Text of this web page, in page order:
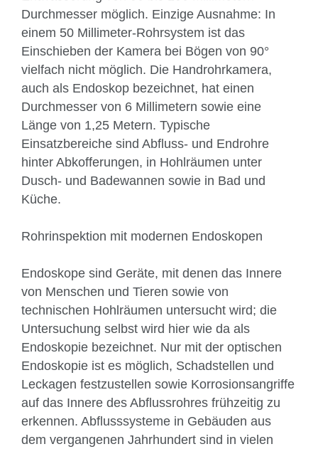
Durchmesser möglich. Einzige Ausnahme: In
einem 50 Millimeter-Rohrsystem ist das
Einschieben der Kamera bei Bögen von 90°
vielfach nicht möglich. Die Handrohrkamera,
auch als Endoskop bezeichnet, hat einen
Durchmesser von 6 Millimetern sowie eine
Länge von 1,25 Metern. Typische
Einsatzbereiche sind Abfluss- und Endrohre
hinter Abkofferungen, in Hohlräumen unter
Dusch- und Badewannen sowie in Bad und
Küche.
Rohrinspektion mit modernen Endoskopen
Endoskope sind Geräte, mit denen das Innere
von Menschen und Tieren sowie von
technischen Hohlräumen untersucht wird; die
Untersuchung selbst wird hier wie da als
Endoskopie bezeichnet. Nur mit der optischen
Endoskopie ist es möglich, Schadstellen und
Leckagen festzustellen sowie Korrosionsangriffe
auf das Innere des Abflussrohres frühzeitig zu
erkennen. Abflusssysteme in Gebäuden aus
dem vergangenen Jahrhundert sind in vielen